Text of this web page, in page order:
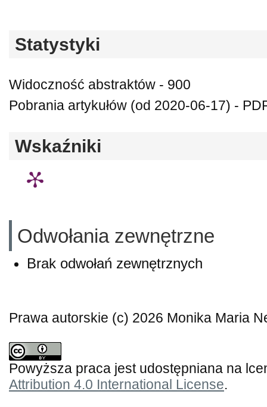
Statystyki
Widoczność abstraktów - 900
Pobrania artykułów (od 2020-06-17) -
Wskaźniki
Odwołania zewnętrzne
Brak odwołań zewnętrznych
Prawa autorskie (c) 2026 Monika Maria
Powyższa praca jest udostępniana na
Attribution 4.0 International License.